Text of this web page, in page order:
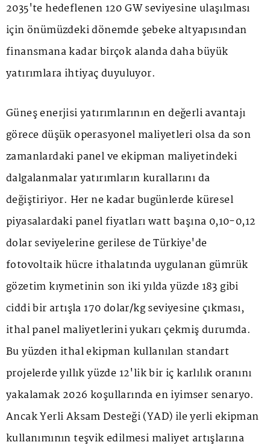
2035'te hedeflenen 120 GW seviyesine ulaşılması
için önümüzdeki dönemde şebeke altyapısından
finansmana kadar birçok alanda daha büyük
yatırımlara ihtiyaç duyuluyor.
Güneş enerjisi yatırımlarının en değerli avantajı
görece düşük operasyonel maliyetleri olsa da son
zamanlardaki panel ve ekipman maliyetindeki
dalgalanmalar yatırımların kurallarını da
değiştiriyor. Her ne kadar bugünlerde küresel
piyasalardaki panel fiyatları watt başına 0,10-0,12
dolar seviyelerine gerilese de Türkiye'de
fotovoltaik hücre ithalatında uygulanan gümrük
gözetim kıymetinin son iki yılda yüzde 183 gibi
ciddi bir artışla 170 dolar/kg seviyesine çıkması,
ithal panel maliyetlerini yukarı çekmiş durumda.
Bu yüzden ithal ekipman kullanılan standart
projelerde yıllık yüzde 12'lik bir iç karlılık oranını
yakalamak 2026 koşullarında en iyimser senaryo.
Ancak Yerli Aksam Desteği (YAD) ile yerli ekipman
kullanımının teşvik edilmesi maliyet artışlarına